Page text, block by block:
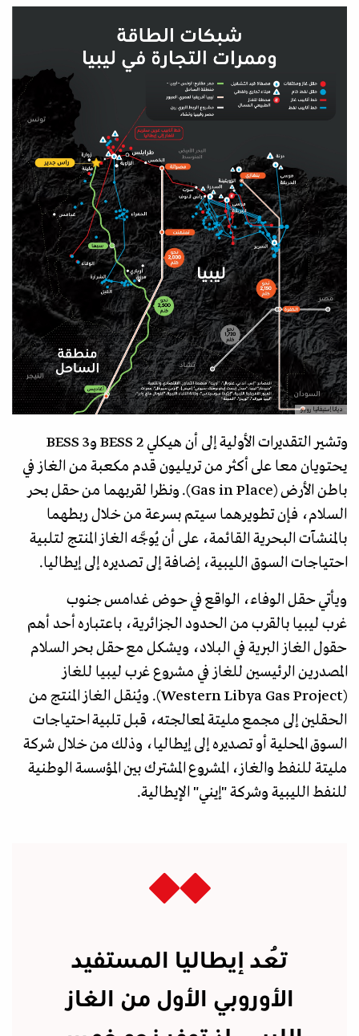
ديانا إستيفانيا روبيو
وتشير التقديرات الأولية إلى أن هيكلي BESS 2 وBESS 3
يحتويان معا على أكثر من تريليون قدم مكعبة من الغاز في
باطن الأرض (Gas in Place). ونظرا لقربهما من حقل بحر
السلام، فإن تطويرهما سيتم بسرعة من خلال ربطهما
بالمنشآت البحرية القائمة، على أن يُوجَّه الغاز المنتج لتلبية
احتياجات السوق الليبية، إضافة إلى تصديره إلى إيطاليا.
ويأتي حقل الوفاء، الواقع في حوض غدامس جنوب
غرب ليبيا بالقرب من الحدود الجزائرية، باعتباره أحد أهم
حقول الغاز البرية في البلاد، ويشكل مع حقل بحر السلام
المصدرين الرئيسين للغاز في مشروع غرب ليبيا للغاز
(Western Libya Gas Project). ويُنقل الغاز المنتج من
الحقلين إلى مجمع مليتة لمعالجته، قبل تلبية احتياجات
السوق المحلية أو تصديره إلى إيطاليا، وذلك من خلال شركة
مليتة للنفط والغاز، المشروع المشترك بين المؤسسة الوطنية
للنفط الليبية وشركة "إيني" الإيطالية.
تُعد إيطاليا المستفيد
الأوروبي الأول من الغاز